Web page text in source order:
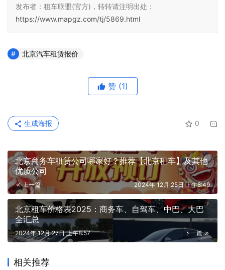
发布者：租车联盟(官方)，转转请注明出处：
https://www.mapgz.com/tj/5869.html
北京汽车租赁报价
赞 (1)
0
生成海报
北京商务车租赁公司哪家好？推荐【北京租车】及其他
优质公司
上一篇 2024年 12月 25日 上午8:49
北京租车价格表2025：商务车、自驾车、中巴、大巴
全汇总
下一篇
2024年 12月 27日 上午8:57
相关推荐